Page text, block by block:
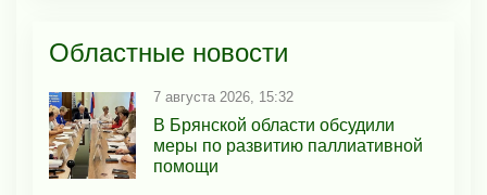
Областные новости
7 августа 2026, 15:32
В Брянской области обсудили
меры по развитию паллиативной
помощи